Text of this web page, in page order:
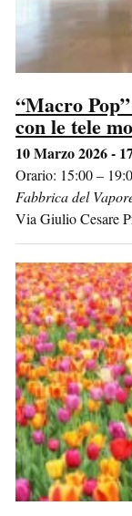
“Macro
con le tele
10 Marzo 2026 -
Orario: 15:00 –
Fabbrica del
Via Giulio Cesare